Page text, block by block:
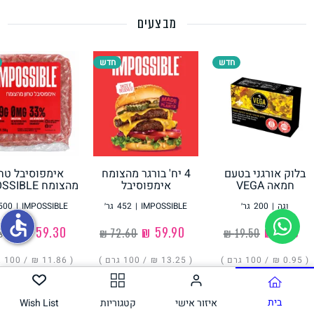
גבינות טבעוניות
מבצעים
חדש
בלוק אורגני בטעם
חמאה VEGA
200 גר׳ | וגה
‏19.50 ₪ ‏1.90 ₪
( ‏0.95 ₪ / 100 גרם )
חדש
4 יח' בורגר מהצומח
אימפוסיבל
452 גר׳ | IMPOSSIBLE
‏72.60 ₪
( ‏13.25 ₪ / 100 גרם )
אימפוסיבל
מהצומח IMPOSSIBLE
| IMPOSSIBLE
‏68.00 ₪
( ‏11.86 ₪ / 100 גרם
הוסיפו בית איזור אישי קטגוריות Wish List
accessible